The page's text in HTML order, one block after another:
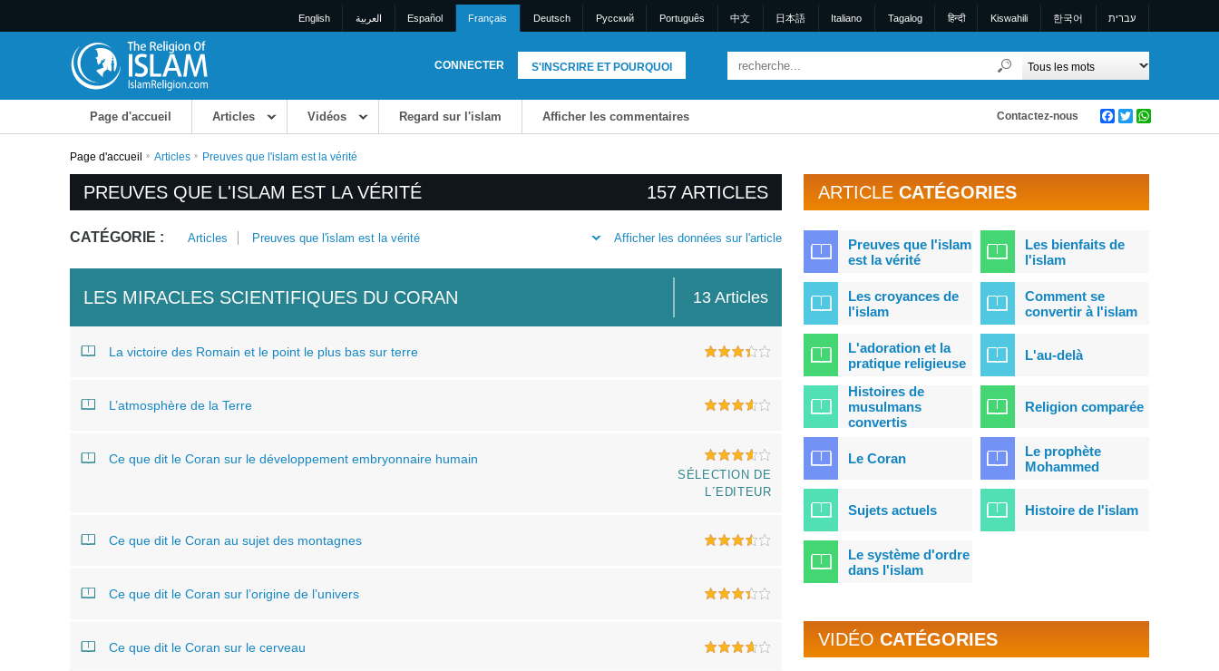
English العربية Español Français Deutsch Pусский Português 中文 日本語 Italiano Tagalog हिन्दी Kiswahili 한국어 עברית
S'INSCRIRE ET POURQUOI
CONNECTER
Page d'accueil Articles Vidéos Regard sur l'islam Afficher les commentaires Facebook
Twitter
Contactez-nous
Page d'accueil Articles Preuves que l'islam est la vérité
PREUVES QUE L'ISLAM EST LA VÉRITÉ 157 ARTICLES
CATÉGORIE : Articles Preuves que l'islam est la vérité Afficher les données sur l'article
LES MIRACLES SCIENTIFIQUES DU CORAN 13 Articles
La victoire des Romain et le point le plus bas sur terre
L’atmosphère de la Terre
Ce que dit le Coran sur le développement embryonnaire humain
SÉLECTION DE
L´EDITEUR
Ce que dit le Coran au sujet des montagnes
Ce que dit le Coran sur l’origine de l’univers
Ce que dit le Coran sur le cerveau
ARTICLECATÉGORIES
Preuves que l'islam
est la vérité
Les bienfaits de
l'islam
Les croyances de
l'islam
Comment se
convertir à l'islam
L'adoration et la
pratique religieuse
L'au-delà
Histoires de
musulmans
convertis
Religion comparée
Le Coran
Le prophète
Mohammed
Sujets actuels Histoire de l'islam
Le système d'ordre
dans l'islam
VIDÉOCATÉGORIES